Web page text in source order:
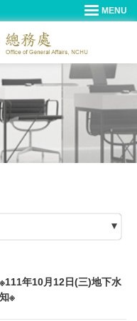
年10月12日(三)地下水
※